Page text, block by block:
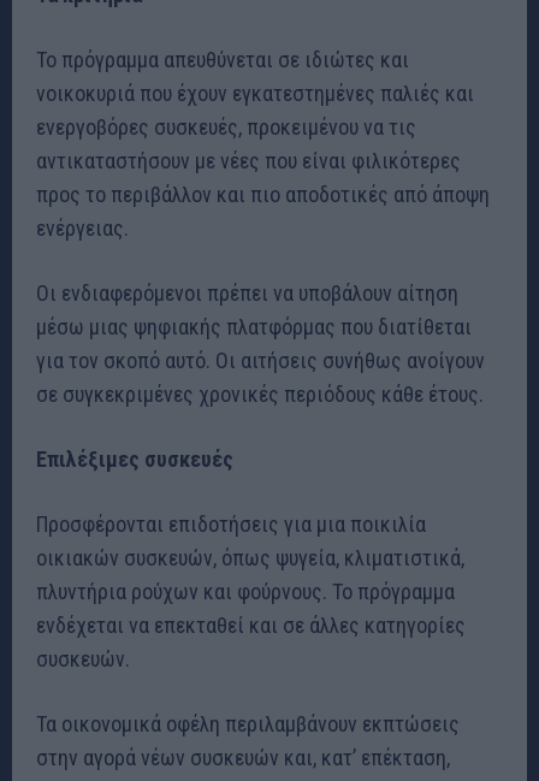
Το πρόγραμμα απευθύνεται σε ιδιώτες και
νοικοκυριά που έχουν εγκατεστημένες παλιές και
ενεργοβόρες συσκευές, προκειμένου να τις
αντικαταστήσουν με νέες που είναι φιλικότερες
προς το περιβάλλον και πιο αποδοτικές από άποψη
ενέργειας.
Οι ενδιαφερόμενοι πρέπει να υποβάλουν αίτηση
μέσω μιας ψηφιακής πλατφόρμας που διατίθεται
για τον σκοπό αυτό. Οι αιτήσεις συνήθως ανοίγουν
σε συγκεκριμένες χρονικές περιόδους κάθε έτους.
Επιλέξιμες συσκευές
Προσφέρονται επιδοτήσεις για μια ποικιλία
οικιακών συσκευών, όπως ψυγεία, κλιματιστικά,
πλυντήρια ρούχων και φούρνους. Το πρόγραμμα
ενδέχεται να επεκταθεί και σε άλλες κατηγορίες
συσκευών.
Τα οικονομικά οφέλη περιλαμβάνουν εκπτώσεις
στην αγορά νέων συσκευών και, κατ’ επέκταση,